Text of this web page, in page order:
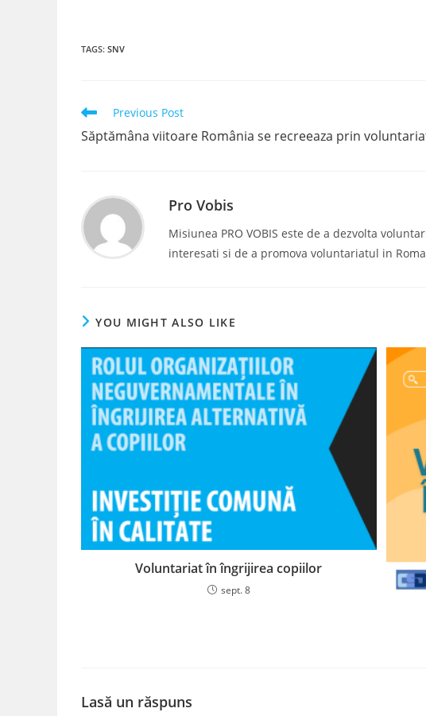
TAGS: SNV
Read
articles
Previous Post
Săptămâna viitoare România se recreeaza prin
Pro Vobis
Misiunea PRO VOBIS este de a dezvolta
interesati si de a promova voluntariatul in
YOU MIGHT ALSO LIKE
Voluntariat în îngrijirea copiilor
sept. 8
Lasă un răspuns